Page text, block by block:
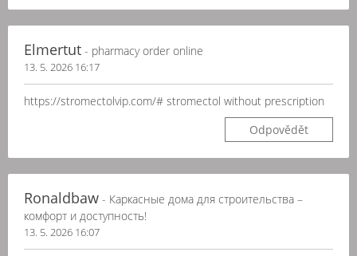
Elmertut - pharmacy order online
13. 5. 2026 16:17
https://stromectolvip.com/# stromectol without prescription
Odpovědět
Ronaldbaw - Каркасные дома для строительства –
комфорт и доступность!
13. 5. 2026 16:07